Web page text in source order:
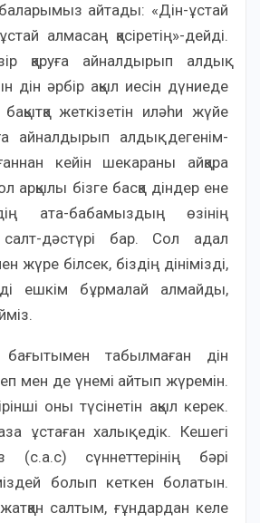
айтады: «Дін-ұстай
алмасаң қасіретің»-дейді.
қаруға айналдырып алдық.
дін әрбір ақыл иесін дүниеде
жеткізетін иләһи жүйе
айналдырып алдық дегенім-
кейін шекараны айқара
арқылы бізге басқа діндер ене
ата-бабамыздың өзінің
салт-дәстүрі бар. Сол адал
жүре білсек, біздің дінімізді,
ешкім бұрмалай алмайды,
табылмаған дін
мен де үнемі айтып жүремін.
оны түсінетін ақыл керек.
ұстаған халық едік. Кешегі
(с.а.с) сүннеттерінің бәрі
болып кеткен болатын.
салтым, ғұндардан келе